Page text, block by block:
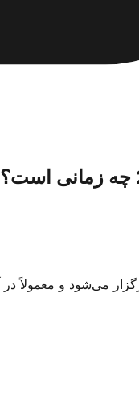
می‌شود و معمولاً در